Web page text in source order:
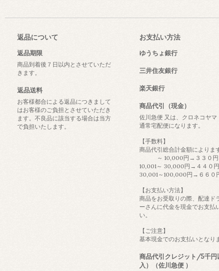
返品について
返品期限
商品到着後７日以内とさせていただ
きます。
返品送料
お客様都合による返品につきまして
はお客様のご負担とさせていただき
ます。不良品に該当する場合は当方
で負担いたします。
お支払い方法
ゆうちょ銀行
三井住友銀行
楽天銀行
商品代引（現金）
佐川急便 又は、クロネコヤマ
通常宅配便になります。
【手数料】
商品代引総合計金額によりま
～ 10,000円→３３０円
10,001～ 30,000円→４４０円
30,001～100,000円→６６０
【お支払い方法】
商品をお受取りの際、配達ド
ーさんに代金を現金でお支払
い。
【ご注意】
基本現金でのお支払いとなり
商品代引クレジット/5千円
入）（佐川急便 ）